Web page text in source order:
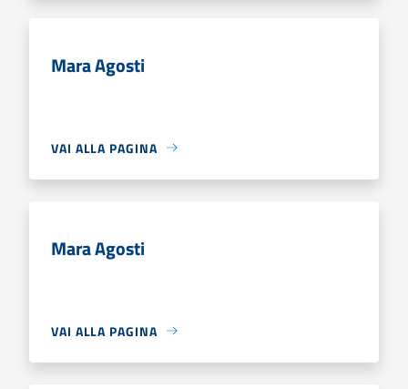
Mara Agosti
VAI ALLA PAGINA
Mara Agosti
VAI ALLA PAGINA